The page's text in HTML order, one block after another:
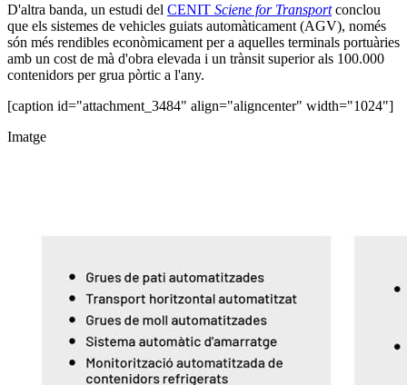
D'altra banda, un estudi del CENIT Sciene for Transportconclou
que els sistemes de vehicles guiats automàticament (AGV), només
són més rendibles econòmicament per a aquelles terminals portuàries
amb un cost de mà d'obra elevada i un trànsit superior als 100.000
contenidors per grua pòrtic a l'any.
[caption id="attachment_3484" align="aligncenter" width="1024"]
Imatge